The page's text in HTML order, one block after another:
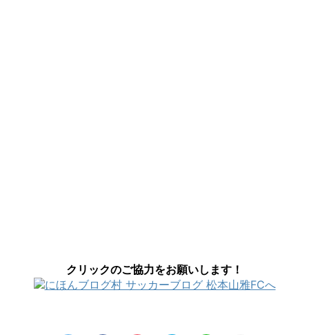
クリックのご協力をお願いします！